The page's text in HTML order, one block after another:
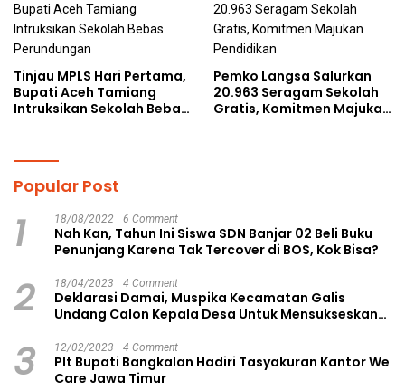
Tinjau MPLS Hari Pertama,
Bupati Aceh Tamiang
Intruksikan Sekolah Bebas
Pemko Langsa Salurkan
20.963 Seragam Sekolah
Gratis, Komitmen Majukan
Popular Post
1 18/08/2022 6 Comment
Nah Kan, Tahun Ini Siswa SDN Banjar 02 Beli Buku
Penunjang Karena Tak Tercover di BOS, Kok Bisa?
2 18/04/2023 4 Comment
Deklarasi Damai, Muspika Kecamatan Galis
Undang Calon Kepala Desa Untuk Mensukseskan
3 12/02/2023 4 Comment
Plt Bupati Bangkalan Hadiri Tasyakuran Kantor We
Care Jawa Timur